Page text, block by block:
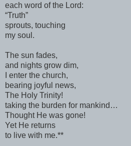
each word of the Lord:
“Truth”
sprouts, touching
my soul.
The sun fades,
and nights grow dim,
I enter the church,
bearing joyful news,
The Holy Trinity!
taking the burden for mankind…
Thought He was gone!
Yet He returns
to live with me.**